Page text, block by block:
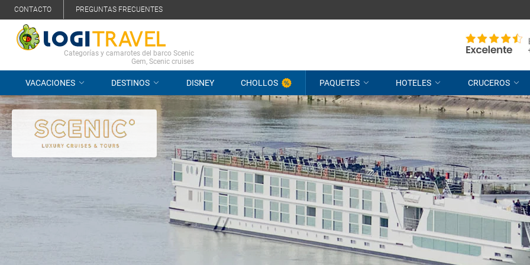
CONTACTO PREGUNTAS FRECUENTES
Categorías y camarotes del barco Scenic
Gem, Scenic cruises
VACACIONES DESTINOS DISNEY CHOLLOS PAQUETES HOTELES CRUCEROS